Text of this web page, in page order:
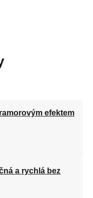
efektem
a rychlá bez